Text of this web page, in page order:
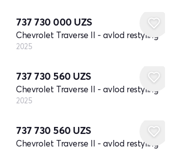
737 730 000 UZS
Chevrolet Traverse II - avlod restyling
2025
737 730 560 UZS
Chevrolet Traverse II - avlod restyling
2025
737 730 560 UZS
Chevrolet Traverse II - avlod restyling